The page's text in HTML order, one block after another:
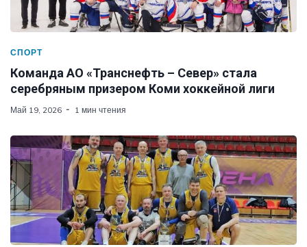
СПОРТ
Команда АО «Транснефть – Север» стала
серебряным призером Коми хоккейной лиги
Май 19, 2026 1 мин чтения